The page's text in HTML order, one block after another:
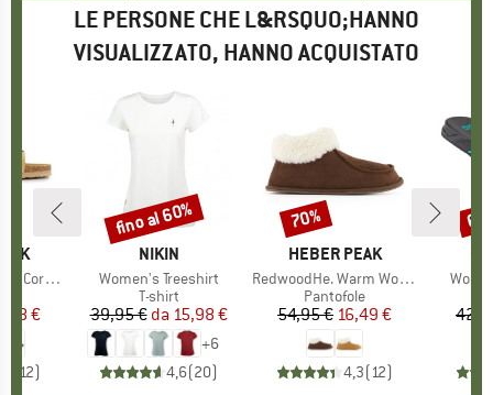
LE PERSONE CHE L&RSQUO;HANNO
VISUALIZZATO, HANNO ACQUISTATO
Sandal
ridotto
€
12)
MARCHIO
NIKIN
Articolo
Women's Treeshirt
Gruppo di prodotti
T-shirt
Prezzo
39,95 € Prezzo ridotto
da 15,98 €
+6
4,6(20)
Sconto
fino al 60%
MARCHIO
HEBER PEAK
Articolo
RedwoodHe. Warm Wool Slippers
Gruppo di prodotti
Pantofole
Prezzo
54,95 € Prezzo ridotto
16,49 €
4,3(12)
Sconto
70%